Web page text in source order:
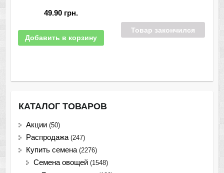
49.90 грн.
Добавить в корзину
Товар закончился
КАТАЛОГ ТОВАРОВ
Акции (50)
Распродажа (247)
Купить семена (2276)
Семена овощей (1548)